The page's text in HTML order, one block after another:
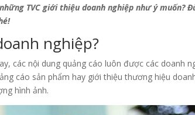
TVC giới thiệu doanh nghiệp như ý muốn?
nghiệp?
các nội dung quảng cáo luôn được các doanh
cáo sản phẩm hay giới thiệu thương hiệu
hình ảnh.